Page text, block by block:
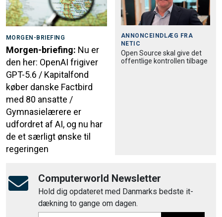
MORGEN-BRIEFING
Morgen-briefing: Nu er
den her: OpenAI frigiver
GPT-5.6 / Kapitalfond
køber danske Factbird
med 80 ansatte /
Gymnasielærere er
udfordret af AI, og nu har
de et særligt ønske til
regeringen
ANNONCEINDLÆG FRA
NETIC
Open Source skal give det
offentlige kontrollen tilbage
Computerworld Newsletter
Hold dig opdateret med Danmarks bedste it-
dækning to gange om dagen.